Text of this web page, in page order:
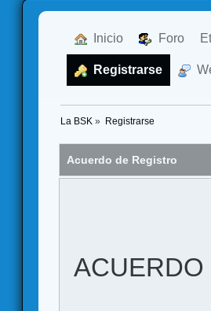
Inicio Foro
Registrarse
La BSK » Registrarse
Acuerdo de Registro